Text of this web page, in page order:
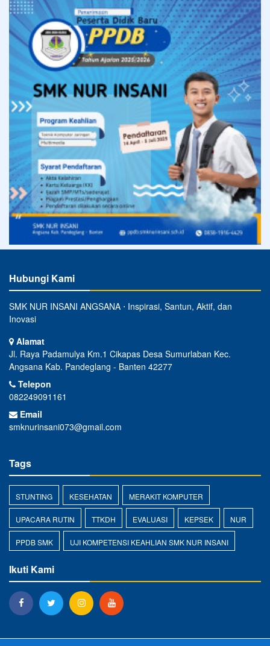
Hubungi Kami
SMK NUR INSANI ANGSANA ⋅ Inspirasi, Santun, Aktif, dan
Inovasi
Alamat
Jl. Raya Padamulya Km.1 Cikapas Desa Sumurlaban Kec.
Angsana Kab. Pandeglang - Banten 42277
Telepon
082249091161
Email
smknurinsani073@gmail.com
Tags
STUNTING KESEHATAN MERAKIT KOMPUTER
UPACARA RUTIN TTKDH EVALUASI KEPSEK NUR
PPDB SMK UJI KOMPETENSI KEAHLIAN SMK NUR INSANI
Ikuti Kami